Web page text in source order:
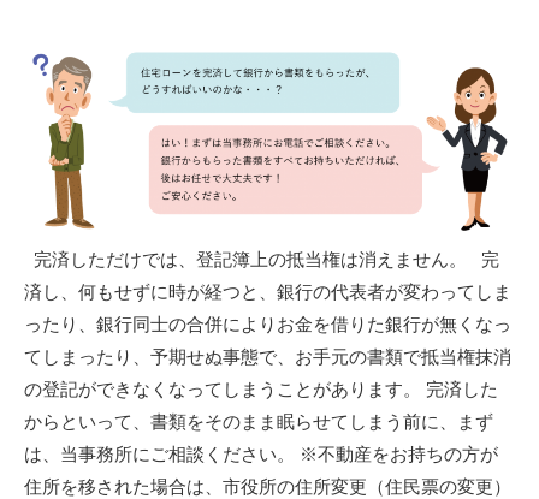
完済しただけでは、登記簿上の抵当権は消えません。 完
済し、何もせずに時が経つと、銀行の代表者が変わってしま
ったり、銀行同士の合併によりお金を借りた銀行が無くなっ
てしまったり、予期せぬ事態で、お手元の書類で抵当権抹消
の登記ができなくなってしまうことがあります。 完済した
からといって、書類をそのまま眠らせてしまう前に、まず
は、当事務所にご相談ください。 ※不動産をお持ちの方が
住所を移された場合は、市役所の住所変更（住民票の変更）